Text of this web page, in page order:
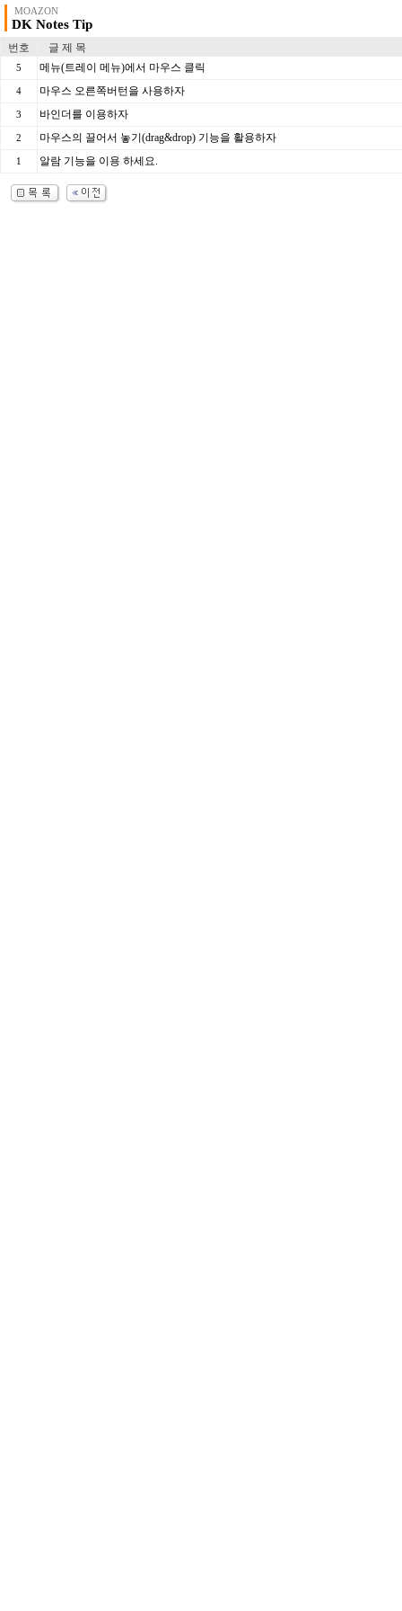
MOAZON
DK Notes Tip
번호 글 제 목
5 메뉴(트레이 메뉴)에서 마우스 클릭
4 마우스 오른쪽버턴을 사용하자
3 바인더를 이용하자
2 마우스의 끌어서 놓기(drag&drop) 기능을 활용하자
1 알람 기능을 이용 하세요.